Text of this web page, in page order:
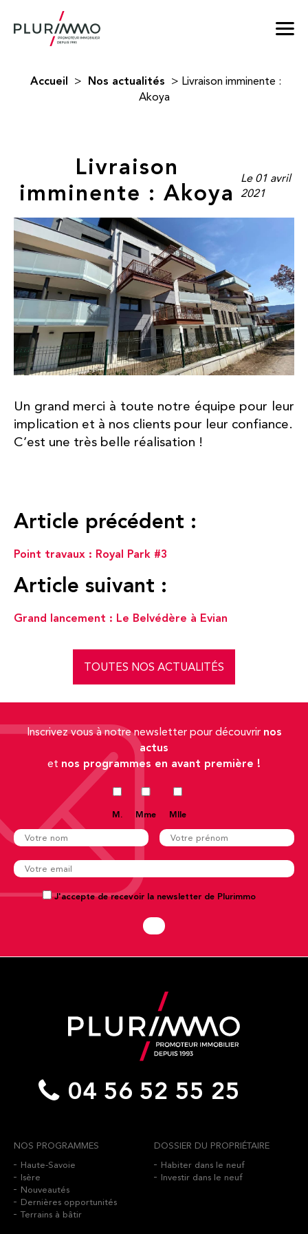
Accueil > Nos actualités > Livraison imminente :
Akoya
Livraison
imminente : Akoya
Le 01 avril
2021
Un grand merci à toute notre équipe pour leur
implication et à nos clients pour leur confiance.
C’est une très belle réalisation !
Article précédent :
Point travaux : Royal Park #3
Article suivant :
Grand lancement : Le Belvédère à Evian
TOUTES NOS ACTUALITÉS
Inscrivez vous à notre newsletter pour découvrir nos
actus
et nos programmes en avant première !
M. Mme Mlle
J'accepte de recevoir la newsletter de Plurimmo
04 56 52 55 25
NOS PROGRAMMES
Haute-Savoie
Isère
Nouveautés
Dernières opportunités
Terrains à bâtir
DOSSIER DU PROPRIÉTAIRE
Habiter dans le neuf
Investir dans le neuf